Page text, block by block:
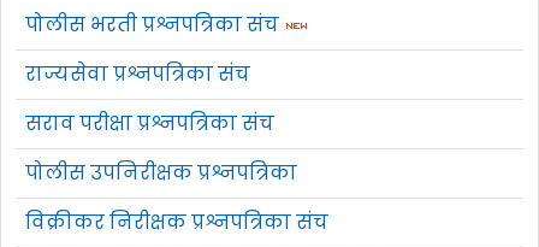
पोलीस भरती प्रश्नपत्रिका संच
राज्यसेवा प्रश्नपत्रिका संच
सराव परीक्षा प्रश्नपत्रिका संच
पोलीस उपनिरीक्षक प्रश्नपत्रिका
विक्रीकर निरीक्षक प्रश्नपत्रिका संच